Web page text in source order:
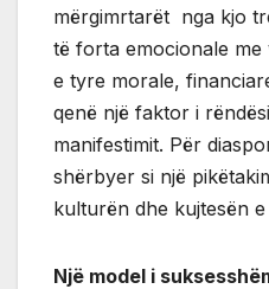
mërgimrtarët nga kjo
të forta emocionale me
e tyre morale,
qenë një faktor i
manifestimit. Për
shërbyer si një
kulturën dhe kujtesën
Një model i